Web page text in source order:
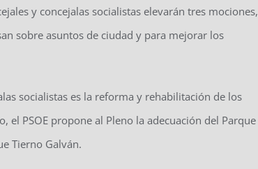
y concejalas socialistas elevarán tres mociones,
sobre asuntos de ciudad y para mejorar los
socialistas es la reforma y rehabilitación de los
el PSOE propone al Pleno la adecuación del Parque
Tierno Galván.